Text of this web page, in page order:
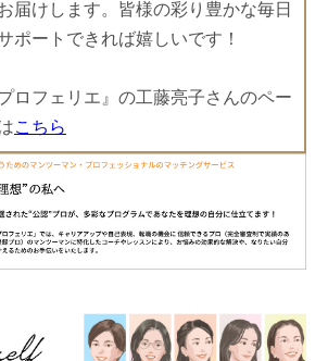
届けします。皆様の彩り豊かな毎日
ポートできれば嬉しいです！
プロフェリエ』の工藤亮子さんのペー
こちら